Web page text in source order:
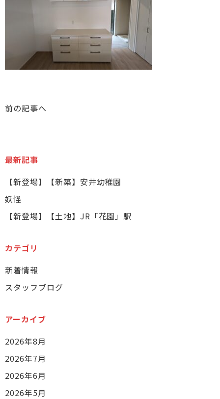
前の記事へ
最新記事
【新登場】【新築】安井幼稚園
妖怪
【新登場】【土地】JR「花園」駅
カテゴリ
新着情報
スタッフブログ
アーカイブ
2026年8月
2026年7月
2026年6月
2026年5月